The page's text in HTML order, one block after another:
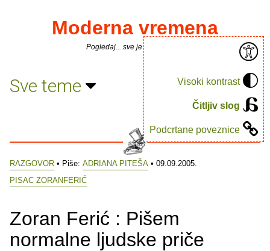
Visoki kontrast
Čitljiv slog
Podcrtane poveznice
Moderna vremena
Pogledaj... sve je puno knjiga.
Sve teme
RAZGOVOR • Piše: ADRIANA PITEŠA • 09.09.2005.
PISAC ZORANFERIĆ
Zoran Ferić : Pišem
normalne ljudske priče